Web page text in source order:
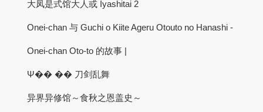
大凤是式馆大人或 Iyashitai 2
Onei-chan 与 Guchi o Kiite Ageru Otouto no Hanashi -
Onei-chan Oto-to 的故事 |
Ψ�� �� 刀剑乱舞
异界异修馆～食秋之恩盖史～